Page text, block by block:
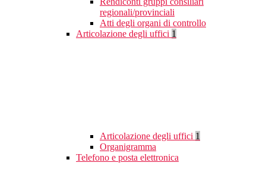
regionali/provinciali
Atti degli organi di controllo
Articolazione degli uffici 1
Articolazione degli uffici 1
Organigramma
Telefono e posta elettronica